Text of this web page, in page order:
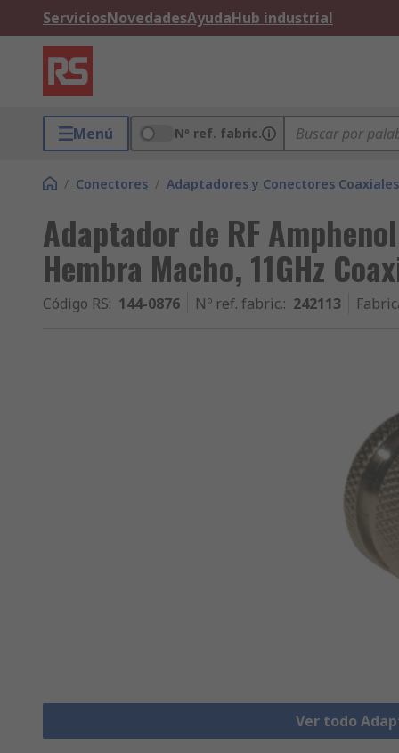
ServiciosNovedadesAyudaHub industrial
Menú Nº ref. fabric.
/ Conectores / Adaptadores y Conectores Coaxiales
Adaptador de RF
Hembra Macho, 11GHz
Código RS: 144-0876 Nº ref. fabric.: 242113
Ver todo